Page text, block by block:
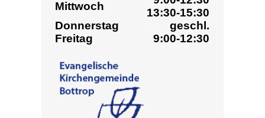
EVANGELISCHE SOZIAL­
BERATUNG BOTTROP (ESB)